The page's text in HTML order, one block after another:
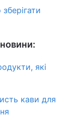
які
кави для